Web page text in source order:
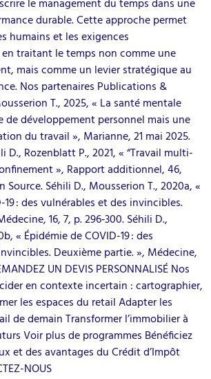
le management du temps dans une
durable. Cette approche permet
humains et les exigences
traitant le temps non comme une
mais comme un levier stratégique au
Nos partenaires Publications &
T., 2025, « La santé mentale
de développement personnel mais une
du travail », Marianne, 21 mai 2025.
D., Rozenblatt P., 2021, « “Travail multi-
», Rapport additionnel, 46,
Source. Séhili D., Mousserion T., 2020a, «
19 : des vulnérables et des invincibles.
16, 7, p. 296‑300. Séhili D.,
« Épidémie de COVID-19 : des
Deuxième partie. », Médecine,
UN DEVIS PERSONNALISÉ Nos
en contexte incertain : cartographier,
les espaces du retail Adapter les
de demain Transformer l’immobilier à
Voir plus de programmes Bénéficiez
et des avantages du Crédit d’Impôt
NOUS